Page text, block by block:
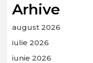
Arhive
august 2026
iulie 2026
iunie 2026